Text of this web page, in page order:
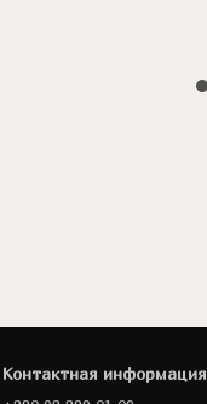
Контактная информация